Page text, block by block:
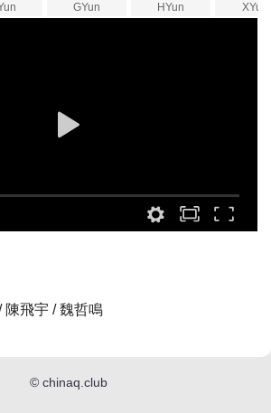
GYun
HYun
XYun
陳飛宇 / 魏哲鳴
© chinaq.club